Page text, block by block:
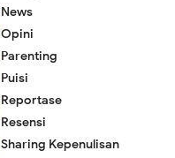
News
Opini
Parenting
Puisi
Reportase
Resensi
Sharing Kepenulisan